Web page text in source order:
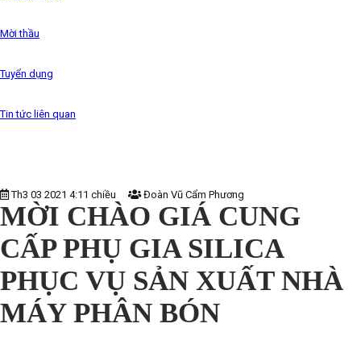
Mời thầu
Tuyển dụng
Tin tức liên quan
Th3 03 2021 4:11 chiều Đoàn Vũ Cẩm Phương
MỜI CHÀO GIÁ CUNG
CẤP PHỤ GIA SILICA
PHỤC VỤ SẢN XUẤT NHÀ
MÁY PHÂN BÓN